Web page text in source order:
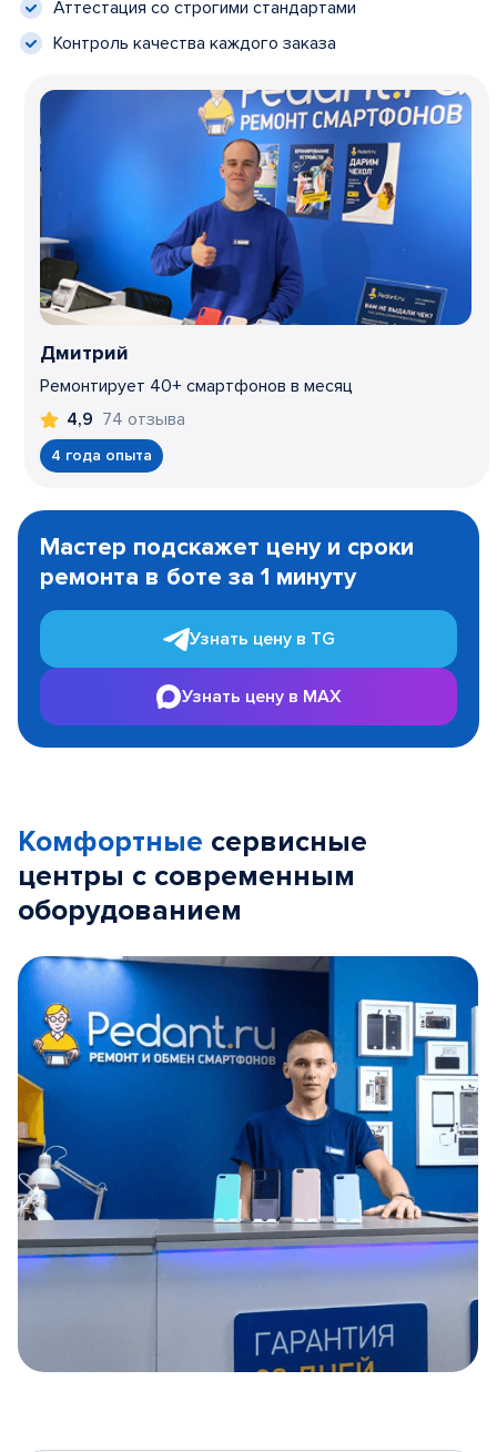
Аттестация со строгими стандартами
Контроль качества каждого заказа
Дмитрий
Ремонтирует 40+ смартфонов в месяц
4,9 74 отзыва
4 года опыта
1
Мастер подскажет цену и сроки
ремонта в боте за 1 минуту
Узнать цену в TG
Узнать цену в MAX
Комфортные сервисные
центры с современным
оборудованием